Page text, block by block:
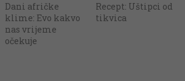
Dani afričke
klime: Evo kakvo
nas vrijeme
očekuje
Recept: Uštipci od
tikvica